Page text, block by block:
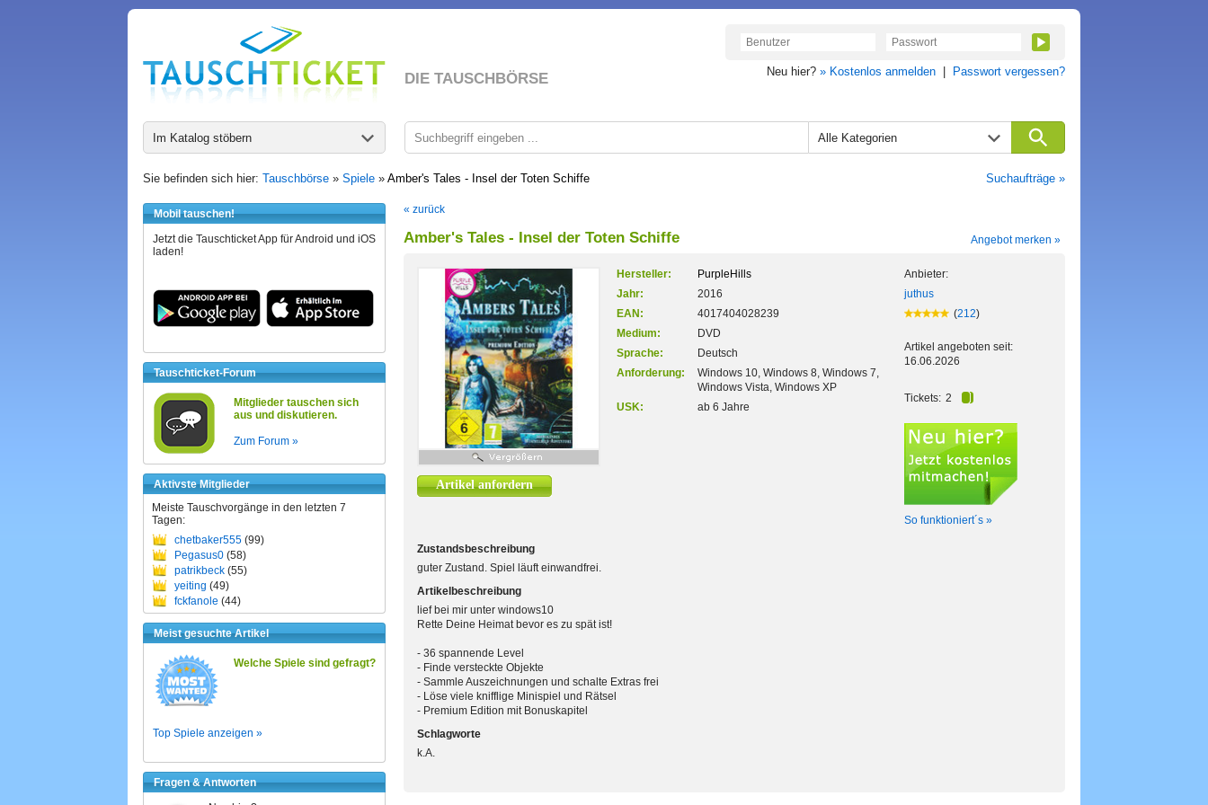
DIE TAUSCHBÖRSE Neu hier? » Kostenlos anmelden Passwort vergessen?
Im Katalog stöbern Alle Kategorien
Sie befinden sich hier: Tauschbörse » Spiele » Amber's Tales - Insel der Toten Schiffe Suchaufträge »
Mobil tauschen!
Jetzt die Tauschticket App für Android und iOS
laden!
Tauschticket-Forum
Mitglieder tauschen sich
aus und diskutieren.
Zum Forum »
Aktivste Mitglieder
Meiste Tauschvorgänge in den letzten 7
Tagen:
chetbaker555 (99)
Pegasus0 (58)
patrikbeck (55)
yeiting (49)
fckfanole (44)
Meist gesuchte Artikel
Welche Spiele sind gefragt?
Top Spiele anzeigen »
Fragen & Antworten
« zurück
Amber's Tales - Insel der Toten Schiffe Angebot merken »
Artikel anfordern
Hersteller:
PurpleHills
Jahr:
2016
EAN:
4017404028239
Medium:
DVD
Sprache:
Deutsch
Anforderung:
Windows 10, Windows 8, Windows 7,
Windows Vista, Windows XP
USK:
ab 6 Jahre
Anbieter:
juthus
(212)
Artikel angeboten seit:
16.06.2026
Tickets: 2
So funktioniert´s »
Zustandsbeschreibung
guter Zustand. Spiel läuft einwandfrei.
Artikelbeschreibung
lief bei mir unter windows10
Rette Deine Heimat bevor es zu spät ist!
- 36 spannende Level
- Finde versteckte Objekte
- Sammle Auszeichnungen und schalte Extras frei
- Löse viele knifflige Minispiel und Rätsel
- Premium Edition mit Bonuskapitel
Schlagworte
k.A.